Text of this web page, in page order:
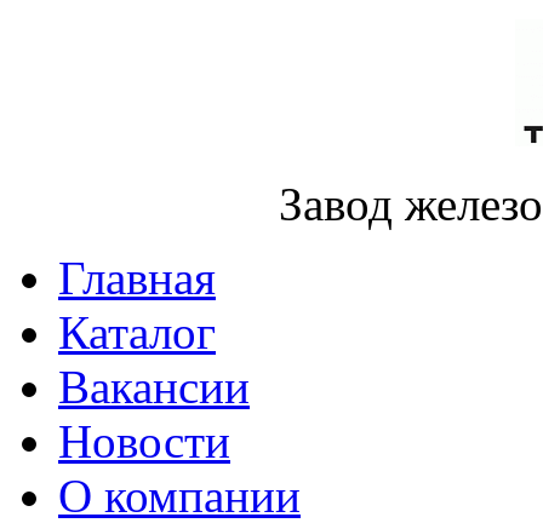
Завод
Главная
Каталог
Вакансии
Новости
О компании